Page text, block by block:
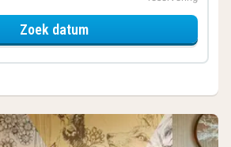
Zoek datumvoor Samen genieten